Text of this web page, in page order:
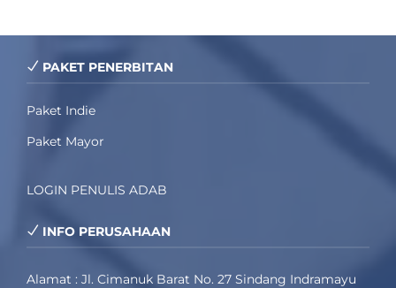
PAKET PENERBITAN
Paket Indie
Paket Mayor
LOGIN PENULIS ADAB
INFO PERUSAHAAN
Alamat : Jl. Cimanuk Barat No. 27 Sindang Indramayu